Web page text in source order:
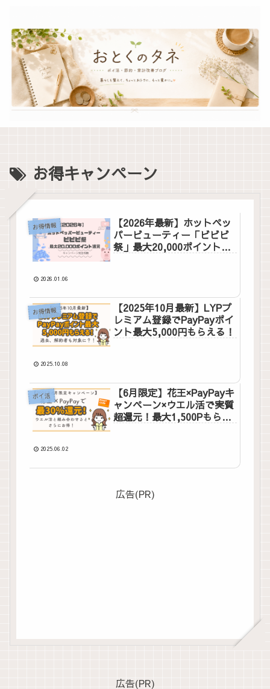
お得キャンペーン
お得情報
【2026年最新】ホットペッ
パービューティー「ビビビ
祭」最大20,000ポイント還
2026.01.06
お得情報
【2025年10月最新】LYPプ
レミアム登録でPayPayポイ
ント最大5,000円もらえる！
2025.10.08
ポイ活
【6月限定】花王×PayPayキ
ャンペーン×ウエル活で実質
超還元！最大1,500Pもらえ
2025.06.02
広告(PR)
広告(PR)